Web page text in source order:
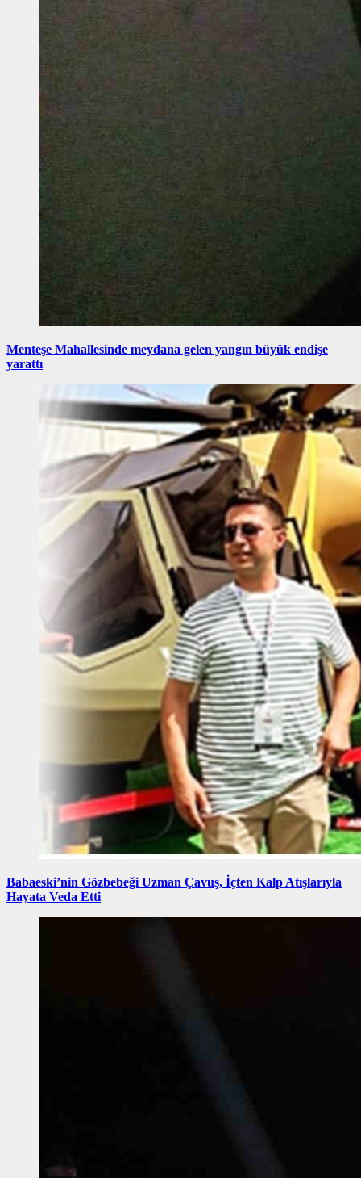
Menteşe Mahallesinde meydana gelen yangın büyük endişe
yarattı
Babaeski’nin Gözbebeği Uzman Çavuş, İçten Kalp Atışlarıyla
Hayata Veda Etti